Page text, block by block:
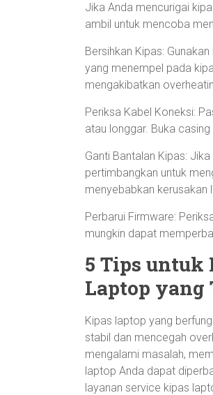
Jika Anda mencurigai
ambil untuk mencoba
Bersihkan Kipas:
yang menempel pada
mengakibatkan
Periksa Kabel Koneksi:
atau longgar. Buka
Ganti Bantalan Kipas:
pertimbangkan untuk
menyebabkan kerusakan
Perbarui Firmware:
mungkin dapat
5 Tips untuk
Laptop yang
Kipas laptop yang
stabil dan mencegah
mengalami masalah,
laptop Anda dapat
layanan service kipas